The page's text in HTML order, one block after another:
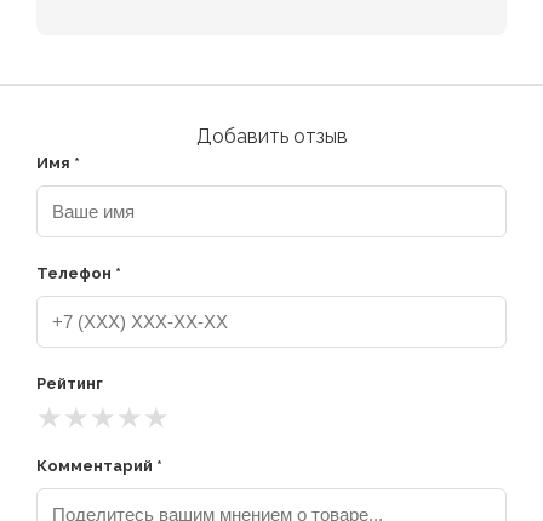
Добавить отзыв
Имя *
Телефон *
Рейтинг
★ ★ ★ ★ ★
Комментарий *